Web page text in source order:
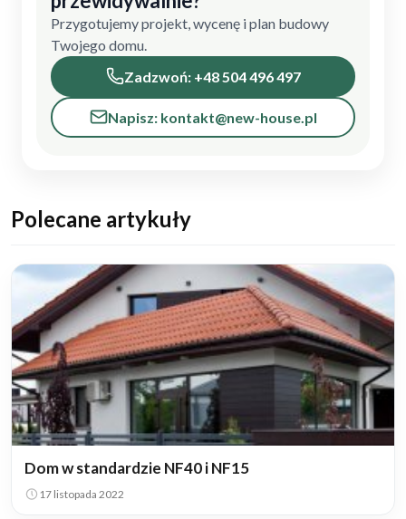
Przygotujemy projekt, wycenę i plan budowy
Twojego domu.
Zadzwoń: +48 504 496 497
Napisz: kontakt@new-house.pl
Polecane artykuły
Dom w standardzie NF40 i NF15
17 listopada 2022